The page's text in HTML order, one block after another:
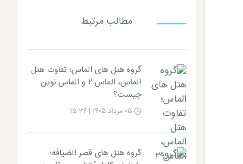
مطالب مرتبط
گروه هتل های الماس؛ تفاوت هتل
الماس، الماس ۲ و الماس نوین
چیست؟
گروه هتل های قصر الضیافه؛